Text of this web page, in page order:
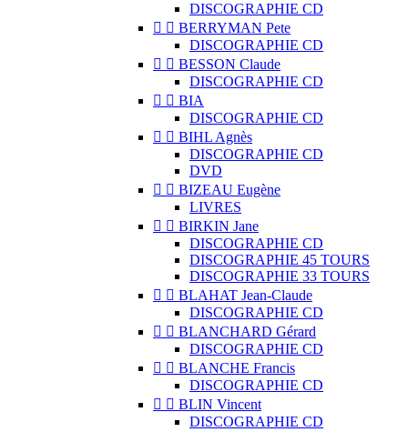
DISCOGRAPHIE CD
  BERRYMAN Pete
DISCOGRAPHIE CD
  BESSON Claude
DISCOGRAPHIE CD
  BIA
DISCOGRAPHIE CD
  BIHL Agnès
DISCOGRAPHIE CD
DVD
  BIZEAU Eugène
LIVRES
  BIRKIN Jane
DISCOGRAPHIE CD
DISCOGRAPHIE 45 TOURS
DISCOGRAPHIE 33 TOURS
  BLAHAT Jean-Claude
DISCOGRAPHIE CD
  BLANCHARD Gérard
DISCOGRAPHIE CD
  BLANCHE Francis
DISCOGRAPHIE CD
  BLIN Vincent
DISCOGRAPHIE CD